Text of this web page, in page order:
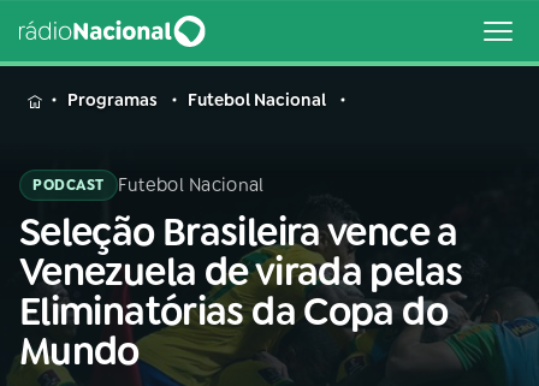
MENU
Buscar
na
Rádio
Nacional
Buscar
AO VIVO
Programas Futebol Nacional
PODCAST Futebol Nacional
Seleção Brasileira vence a
Venezuela de virada pelas
Eliminatórias da Copa do
Mundo